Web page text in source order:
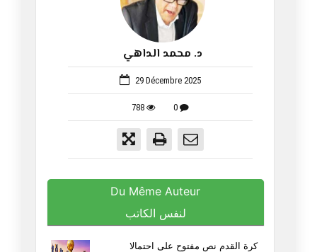
د. محمد الداهي
29 Décembre 2025
788 0
Du Même Auteur
لنفس الكاتب
كرة القدم نص مفتوح على احتمالا